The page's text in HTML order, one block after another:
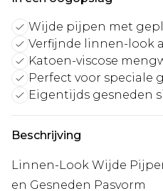
Wijde pijpen met
Verfijnde linnen-look
Katoen-viscose
Perfect voor speciale
Eigentijds gesneden
Beschrijving
Linnen-Look Wijde
en Gesneden Pasvorm